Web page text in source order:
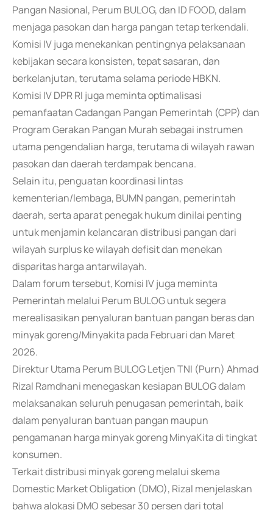
Pangan Nasional, Perum BULOG, dan ID FOOD, dalam
menjaga pasokan dan harga pangan tetap terkendali.
Komisi IV juga menekankan pentingnya pelaksanaan
kebijakan secara konsisten, tepat sasaran, dan
berkelanjutan, terutama selama periode HBKN.
Komisi IV DPR RI juga meminta optimalisasi
pemanfaatan Cadangan Pangan Pemerintah (CPP) dan
Program Gerakan Pangan Murah sebagai instrumen
utama pengendalian harga, terutama di wilayah rawan
pasokan dan daerah terdampak bencana.
Selain itu, penguatan koordinasi lintas
kementerian/lembaga, BUMN pangan, pemerintah
daerah, serta aparat penegak hukum dinilai penting
untuk menjamin kelancaran distribusi pangan dari
wilayah surplus ke wilayah defisit dan menekan
disparitas harga antarwilayah.
Dalam forum tersebut, Komisi IV juga meminta
Pemerintah melalui Perum BULOG untuk segera
merealisasikan penyaluran bantuan pangan beras dan
minyak goreng/Minyakita pada Februari dan Maret
2026.
Direktur Utama Perum BULOG Letjen TNI (Purn) Ahmad
Rizal Ramdhani menegaskan kesiapan BULOG dalam
melaksanakan seluruh penugasan pemerintah, baik
dalam penyaluran bantuan pangan maupun
pengamanan harga minyak goreng MinyaKita di tingkat
konsumen.
Terkait distribusi minyak goreng melalui skema
Domestic Market Obligation (DMO), Rizal menjelaskan
bahwa alokasi DMO sebesar 30 persen dari total